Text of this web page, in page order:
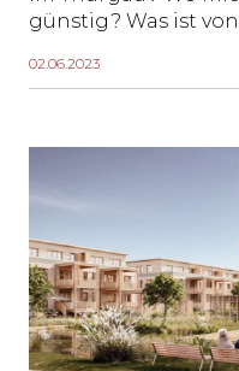
günstig? Was ist
LEADER-Sonderteil
verändert hat.
02.06.2023